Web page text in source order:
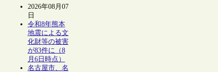
2026年08月07
日
令和8年熊本
地震による文
化財等の被害
が83件に（8
月6日時点）
名古屋市、名